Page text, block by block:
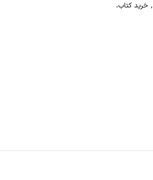
, خرید کتاب،